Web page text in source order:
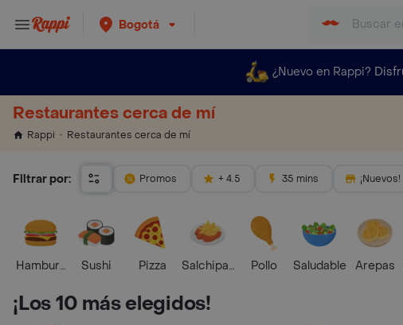
Bogotá
¿Nuevo en Rappi?
Restaurantes cerca de mí
Rappi Restaurantes cerca de mí
Filtrar por: Promos + 4.5 35 mins ¡Nuevos!
HamburguesaSushi Pizza Salchipapas Pollo Saludable Arepas
¡Los 10 más elegidos!